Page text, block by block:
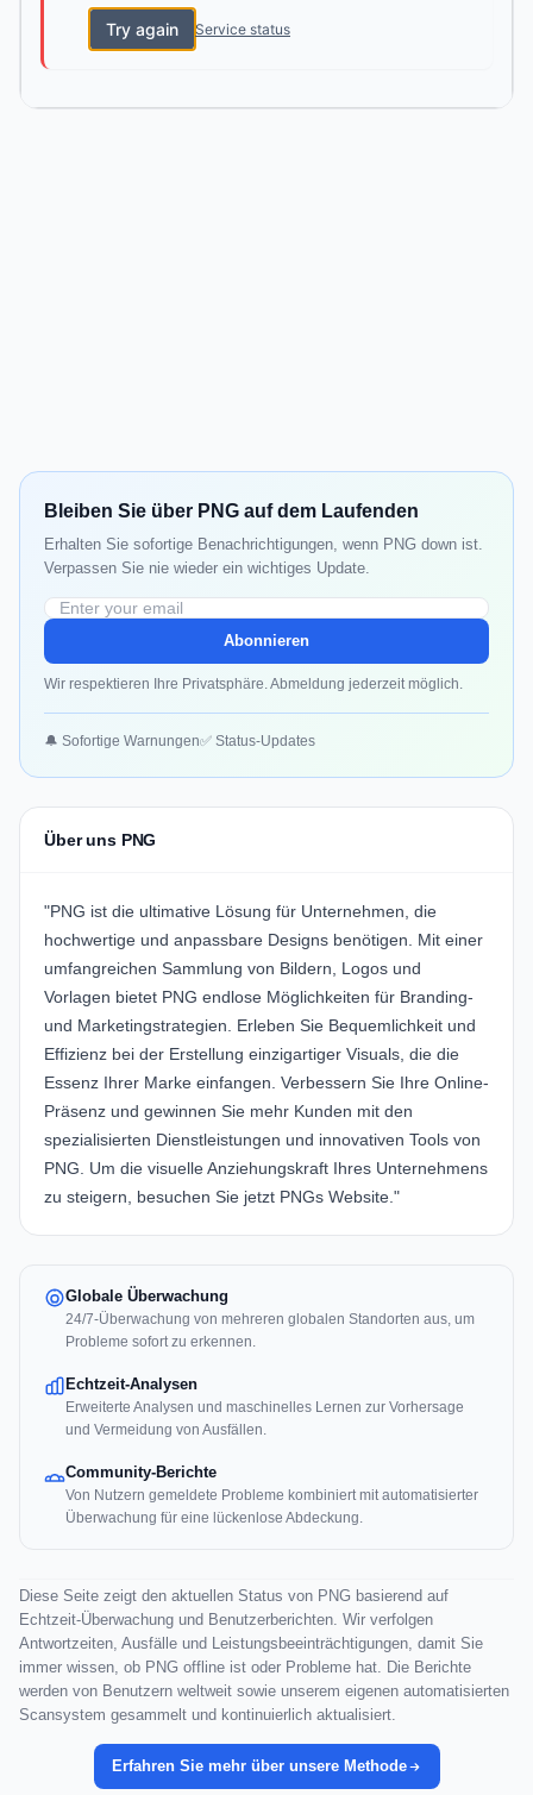
Try again Service status
Bleiben Sie über PNG auf dem Laufenden
Erhalten Sie sofortige Benachrichtigungen, wenn PNG down ist.
Verpassen Sie nie wieder ein wichtiges Update.
Abonnieren
Wir respektieren Ihre Privatsphäre. Abmeldung jederzeit möglich.
🔔 Sofortige Warnungen✅ Status-Updates
Über uns PNG
"PNG ist die ultimative Lösung für Unternehmen, die
hochwertige und anpassbare Designs benötigen. Mit einer
umfangreichen Sammlung von Bildern, Logos und
Vorlagen bietet PNG endlose Möglichkeiten für Branding-
und Marketingstrategien. Erleben Sie Bequemlichkeit und
Effizienz bei der Erstellung einzigartiger Visuals, die die
Essenz Ihrer Marke einfangen. Verbessern Sie Ihre Online-
Präsenz und gewinnen Sie mehr Kunden mit den
spezialisierten Dienstleistungen und innovativen Tools von
PNG. Um die visuelle Anziehungskraft Ihres Unternehmens
zu steigern, besuchen Sie jetzt PNGs Website."
Globale Überwachung
24/7-Überwachung von mehreren globalen Standorten aus, um
Probleme sofort zu erkennen.
Echtzeit-Analysen
Erweiterte Analysen und maschinelles Lernen zur Vorhersage
und Vermeidung von Ausfällen.
Community-Berichte
Von Nutzern gemeldete Probleme kombiniert mit automatisierter
Überwachung für eine lückenlose Abdeckung.
Diese Seite zeigt den aktuellen Status von PNG basierend auf
Echtzeit-Überwachung und Benutzerberichten. Wir verfolgen
Antwortzeiten, Ausfälle und Leistungsbeeinträchtigungen, damit Sie
immer wissen, ob PNG offline ist oder Probleme hat. Die Berichte
werden von Benutzern weltweit sowie unserem eigenen automatisierten
Scansystem gesammelt und kontinuierlich aktualisiert.
Erfahren Sie mehr über unsere Methode